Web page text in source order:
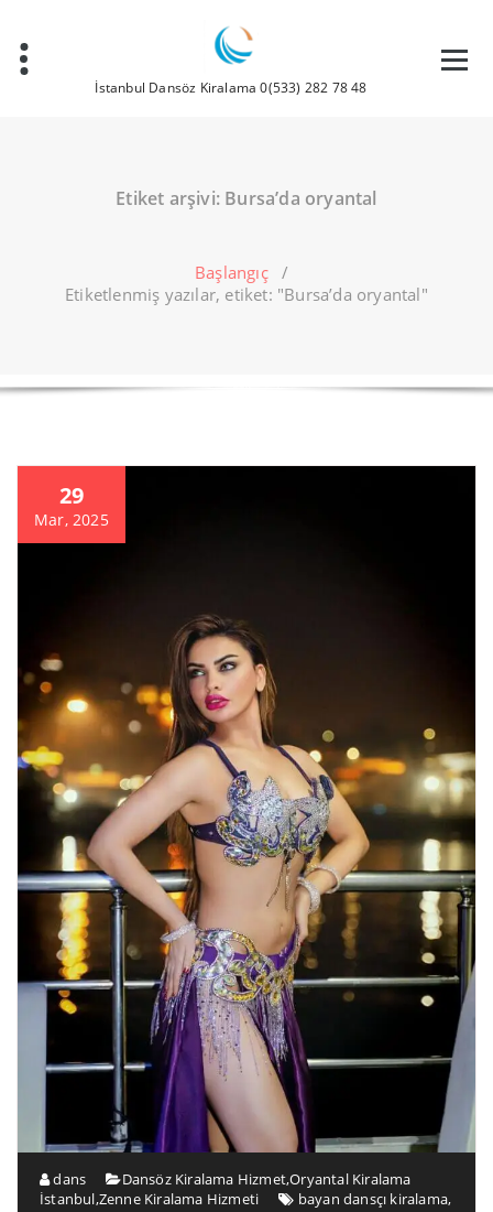
İstanbul Dansöz Kiralama 0(533) 282 78 48
Etiket arşivi: Bursa’da oryantal
Başlangıç/
Etiketlenmiş yazılar, etiket: "Bursa’da oryantal"
29
Mar, 2025
dans Dansöz Kiralama Hizmet,Oryantal Kiralama
İstanbul,Zenne Kiralama Hizmeti bayan dansçı kiralama,